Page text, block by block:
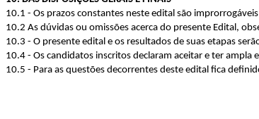
10.1 - Os prazos constantes neste edital são
10.2 As dúvidas ou omissões acerca do presente Edital,
10.3 - O presente edital e os resultados de suas etapas
10.4 - Os candidatos inscritos declaram aceitar e ter
10.5 - Para as questões decorrentes deste edital fica